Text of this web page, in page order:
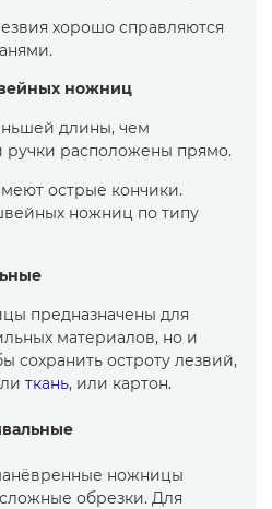
хорошо справляются
ножниц
длины, чем
ручки расположены прямо.
острые кончики.
ножниц по типу
предназначены для
материалов, но и
сохранить остроту лезвий,
ткань, или картон.
ножницы
обрезки. Для